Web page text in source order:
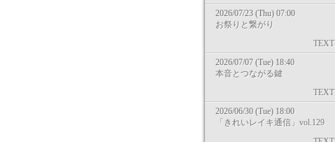
2026/07/23 (Thu) 07:00
お祭りと繋がり
TEXT
2026/07/07 (Tue) 18:40
本音とつながる鍵
TEXT
2026/06/30 (Tue) 18:00
「きれいレイキ通信」vol.129